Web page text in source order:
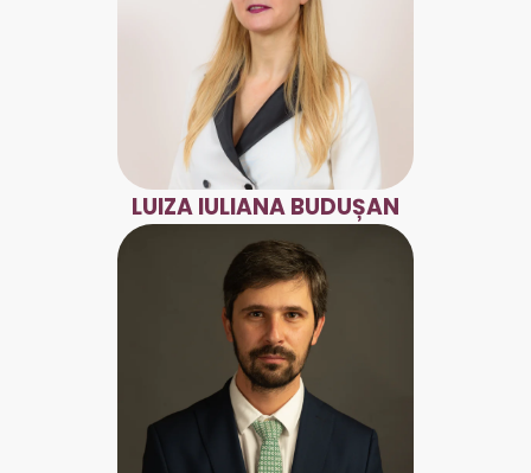
LUIZA IULIANA BUDUȘAN